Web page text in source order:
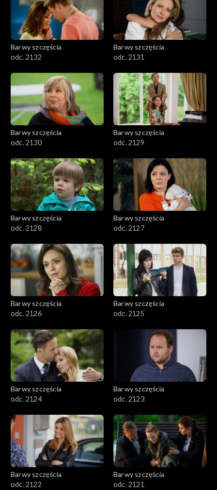
Barwy szczęścia
odc. 2132
Barwy szczęścia
odc. 2131
Barwy szczęścia
odc. 2130
Barwy szczęścia
odc. 2129
Barwy szczęścia
odc. 2128
Barwy szczęścia
odc. 2127
Barwy szczęścia
odc. 2126
Barwy szczęścia
odc. 2125
Barwy szczęścia
odc. 2124
Barwy szczęścia
odc. 2123
Barwy szczęścia
odc. 2122
Barwy szczęścia
odc. 2121